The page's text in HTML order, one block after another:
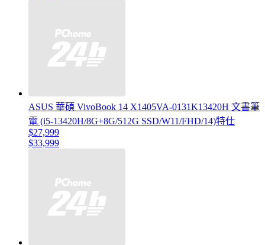
ASUS 華碩 VivoBook 14 X1405VA-0131K13420H 文書筆
電 (i5-13420H/8G+8G/512G SSD/W11/FHD/14)特仕
$27,999
$33,999